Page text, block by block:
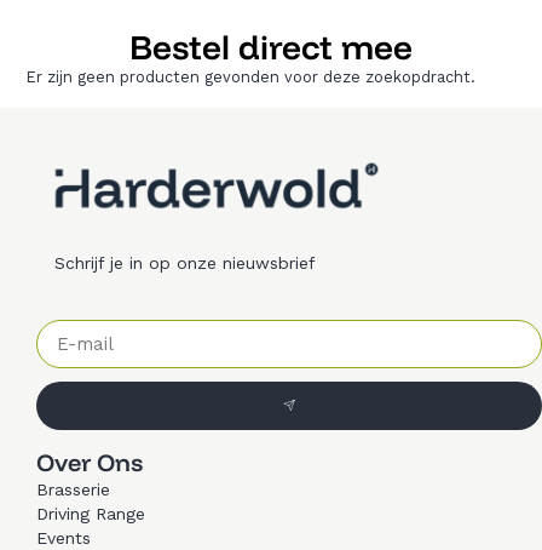
Bestel direct mee
Er zijn geen producten gevonden voor deze zoekopdracht.
Schrijf je in op onze nieuwsbrief
Over Ons
Brasserie
Driving Range
Events